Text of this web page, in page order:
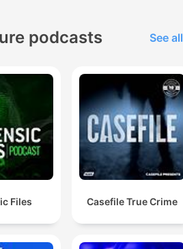
podcasts See all
Files Casefile True Crime